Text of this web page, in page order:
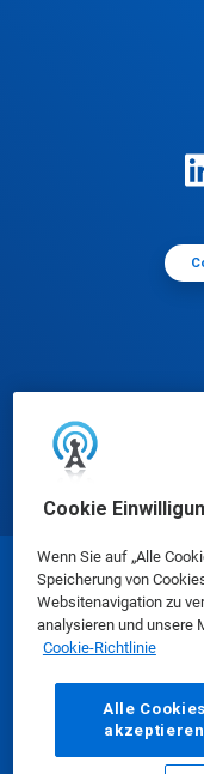
Cookie
Wenn Sie auf „Alle
Speicherung von
Websitenavigation zu
analysieren und unsere
Cookie-Richtlinie
Alle Cookies
akzeptieren
©